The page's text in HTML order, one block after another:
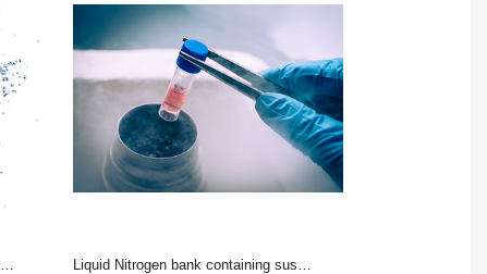
Liquid Nitrogen bank containing suspension of cells.